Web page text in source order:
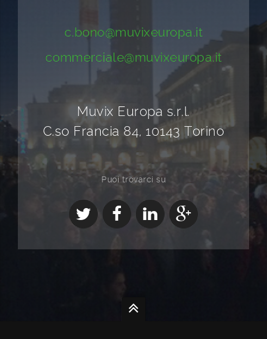
c.bono@muvixeuropa.it
commerciale@muvixeuropa.it
Muvix Europa s.r.l.
C.so Francia 84, 10143 Torino
Puoi trovarci su